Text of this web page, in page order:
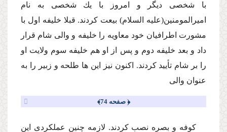
با شخصى دیگر و امروز با یك شخصى به نام
امیرالمومنین(علیه السلام)بیعت كردند. قبلا خلیفه اول با
مشورت اطرافیان خود معاویه را خلیفه و والى شام قرار
داد و بعد خلیفه دوم و پس از او هم خلیفه سوم ولایت او
را بر شام تأیید كردند. اكنون نیز این ها طلحه و زبیر را به
عنوان والى
﴿ صفحه 74﴾
كوفه و بصره نصب كردند. لازمه چنین عملكردى این